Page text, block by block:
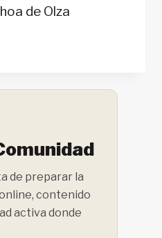
de Olza
de preparar la
contenido
activa donde